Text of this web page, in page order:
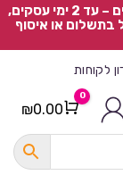
חדש! משלוח אקספרס בהתאם לרשימת היישובים – עד 2 ימי עסקים,
בתשלום או איסוף
לקוחות
Cart
0
₪0.00